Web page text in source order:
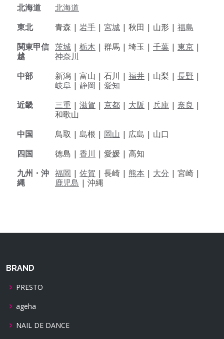
北海道
北海道
東北
青森 | 岩手 | 宮城 | 秋田 | 山形 | 福島
関東甲信
越
茨城 | 栃木 | 群馬 | 埼玉 | 千葉 | 東京 |
神奈川
中部
新潟 | 富山 | 石川 | 福井 | 山梨 | 長野 |
岐阜 | 静岡 | 愛知
近畿
三重 | 滋賀 | 京都 | 大阪 | 兵庫 | 奈良 |
和歌山
中国
鳥取 | 島根 | 岡山 | 広島 | 山口
四国
徳島 | 香川 | 愛媛 | 高知
九州・沖
縄
福岡 | 佐賀 | 長崎 | 熊本 | 大分 | 宮崎 |
鹿児島 | 沖縄
BRAND
PRESTO
ageha
NAIL DE DANCE